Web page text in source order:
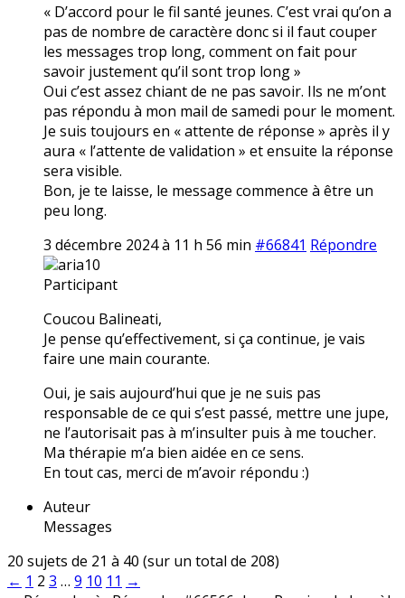
« D’accord pour le fil santé jeunes. C’est vrai qu’on a
pas de nombre de caractère donc si il faut couper
les messages trop long, comment on fait pour
savoir justement qu’il sont trop long »
Oui c’est assez chiant de ne pas savoir. Ils ne m’ont
pas répondu à mon mail de samedi pour le moment.
Je suis toujours en « attente de réponse » après il y
aura « l’attente de validation » et ensuite la réponse
sera visible.
Bon, je te laisse, le message commence à être un
peu long.
3 décembre 2024 à 11 h 56 min #66841 Répondre
aria10
Participant
Coucou Balineati,
Je pense qu’effectivement, si ça continue, je vais
faire une main courante.
Oui, je sais aujourd’hui que je ne suis pas
responsable de ce qui s’est passé, mettre une jupe,
ne l’autorisait pas à m’insulter puis à me toucher.
Ma thérapie m’a bien aidée en ce sens.
En tout cas, merci de m’avoir répondu :)
Auteur
Messages
20 sujets de 21 à 40 (sur un total de 208)
← 1 2 3 … 9 10 11 →